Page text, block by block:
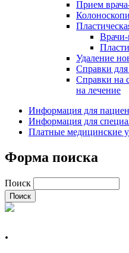
Прием
Врачи-
Удаление
Справки
Справки на
на лечение
Информация для
Информация для
Платные медицинские
Форма поиска
Поиск
.